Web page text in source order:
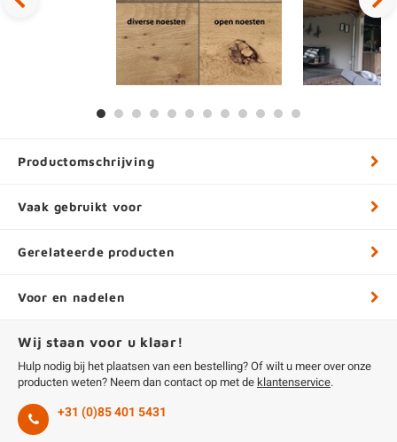
Productomschrijving
Vaak gebruikt voor
Gerelateerde producten
Voor en nadelen
Wij staan voor u klaar!
Hulp nodig bij het plaatsen van een bestelling? Of wilt u meer over onze
producten weten? Neem dan contact op met de klantenservice.
+31 (0)85 401 5431